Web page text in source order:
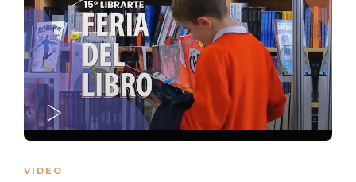
VIDEO